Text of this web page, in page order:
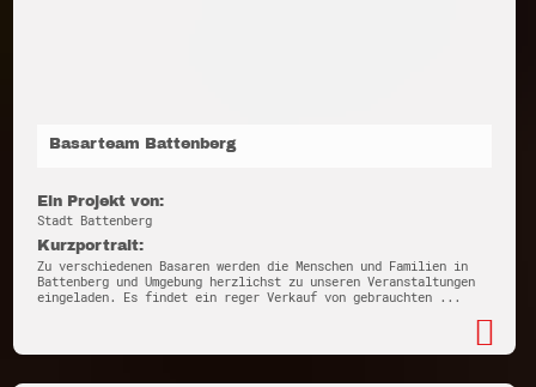
Basarteam Battenberg
Ein Projekt von:
Stadt Battenberg
Kurzportrait:
Zu verschiedenen Basaren werden die Menschen und Familien in
Battenberg und Umgebung herzlichst zu unseren Veranstaltungen
eingeladen. Es findet ein reger Verkauf von gebrauchten ...